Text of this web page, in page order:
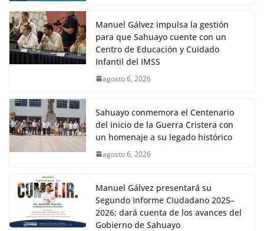
Manuel Gálvez impulsa la gestión
para que Sahuayo cuente con un
Centro de Educación y Cuidado
Infantil del IMSS
agosto 6, 2026
Sahuayo conmemora el Centenario
del inicio de la Guerra Cristera con
un homenaje a su legado histórico
agosto 6, 2026
Manuel Gálvez presentará su
Segundo Informe Ciudadano 2025–
2026; dará cuenta de los avances del
Gobierno de Sahuayo